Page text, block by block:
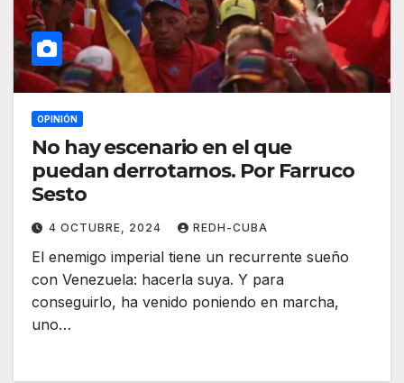
OPINIÓN
No hay escenario en el que
puedan derrotarnos. Por Farruco
Sesto
4 OCTUBRE, 2024 REDH-CUBA
El enemigo imperial tiene un recurrente sueño
con Venezuela: hacerla suya. Y para
conseguirlo, ha venido poniendo en marcha,
uno…